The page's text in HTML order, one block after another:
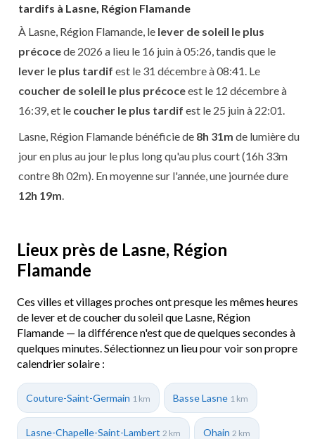
tardifs à Lasne, Région Flamande
À Lasne, Région Flamande, le lever de soleil le plus
précocede 2026 a lieu le 16 juin à 05:26, tandis que le
lever le plus tardif est le 31 décembre à 08:41. Le
coucher de soleil le plus précoceest le 12 décembre à
16:39, et le coucher le plus tardif est le 25 juin à 22:01.
Lasne, Région Flamande bénéficie de 8h 31m de lumière du
jour en plus au jour le plus long qu'au plus court (16h 33m
contre 8h 02m). En moyenne sur l'année, une journée dure
12h 19m
Lieux près de Lasne, Région
Flamande
Ces villes et villages proches ont presque les mêmes heures
de lever et de coucher du soleil que Lasne, Région
Flamande — la différence n'est que de quelques secondes à
quelques minutes. Sélectionnez un lieu pour voir son propre
calendrier solaire :
Couture-Saint-Germain 1 km Basse Lasne 1 km
Lasne-Chapelle-Saint-Lambert 2 km Ohain 2 km